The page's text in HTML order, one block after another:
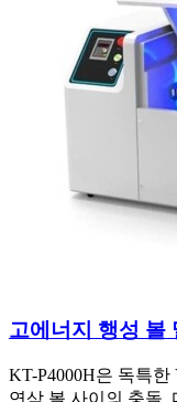
고에너지 행성 볼
KT-P4000H은 독특